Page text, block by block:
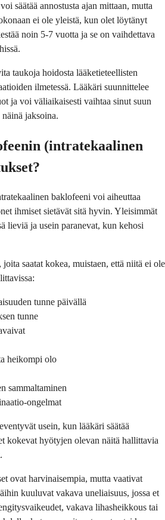
säätää annostusta ajan mittaan, mutta
ei ole yleistä, kun olet löytänyt
noin 5-7 vuotta ja se on vaihdettava
taukoja hoidosta lääketieteellisten
ilmetessä. Lääkäri suunnittelee
ja voi väliaikaisesti vaihtaa sinut suun
jaksoina.
(intratekaalinen
baklofeeni voi aiheuttaa
ihmiset sietävät sitä hyvin. Yleisimmät
lieviä ja usein paranevat, kun kehosi
saatat kokea, muistaen, että niitä ei ole
tunne päivällä
tunne
heikompi olo
sammaltaminen
ongelmat
usein, kun lääkäri säätää
kokevat hyötyjen olevan näitä hallittavia
ovat harvinaisempia, mutta vaativat
kuuluvat vakava uneliaisuus, jossa et
vakava lihasheikkous tai